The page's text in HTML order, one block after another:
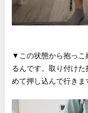
▼この状態から抱っこ
るんです。取り付け
めて押し込んで行きま